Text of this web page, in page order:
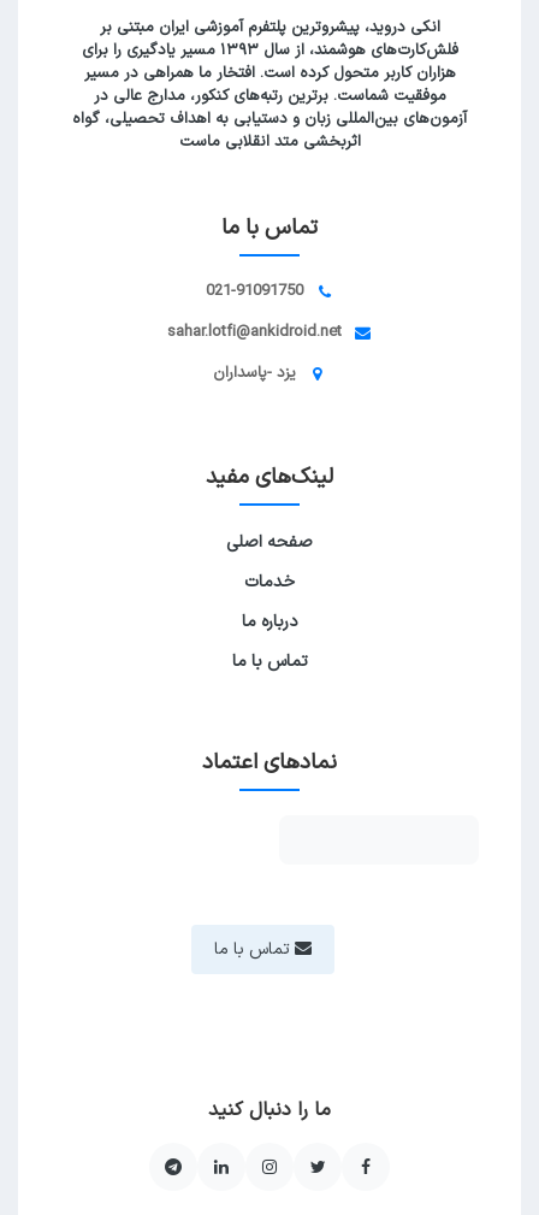
انکی دروید، پیشروترین پلتفرم آموزشی ایران مبتنی بر
فلش‌کارت‌های هوشمند، از سال ۱۳۹۳ مسیر یادگیری را برای
هزاران کاربر متحول کرده است. افتخار ما همراهی در مسیر
موفقیت شماست. برترین رتبه‌های کنکور، مدارج عالی در
آزمون‌های بین‌المللی زبان و دستیابی به اهداف تحصیلی، گواه
اثربخشی متد انقلابی ماست
تماس با ما
021-91091750
sahar.lotfi@ankidroid.net
یزد -پاسداران
لینک‌های مفید
صفحه اصلی
خدمات
درباره ما
تماس با ما
نمادهای اعتماد
تماس با ما
ما را دنبال کنید